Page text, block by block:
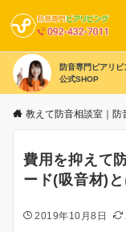
防音専門ピアリビ
公式SHOP
教えて防音相談室｜防
費用を抑えて
ード(吸音材)と
2019年10月8日